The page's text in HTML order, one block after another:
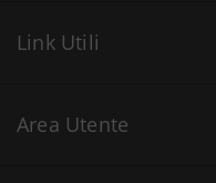
Link Utili
Area Utente